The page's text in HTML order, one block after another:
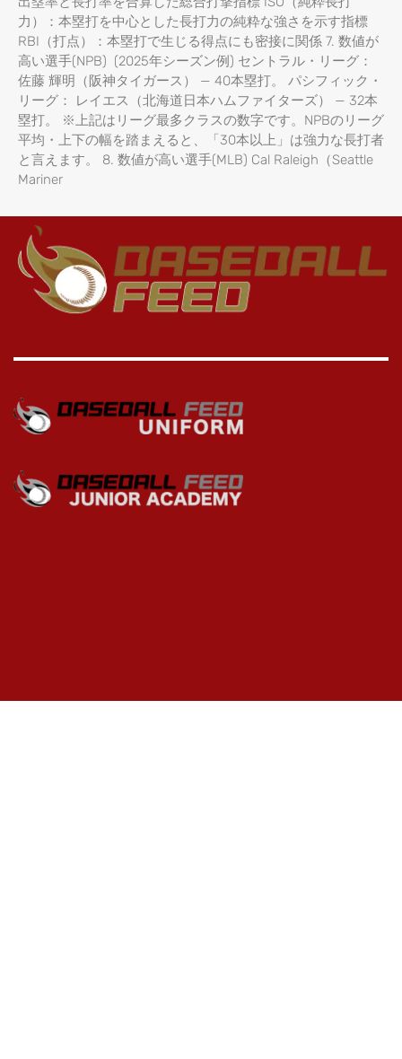
力）：本塁打を中心とした長打力の純粋な強さを示す指標
RBI（打点）：本塁打で生じる得点にも密接に関係 7. 数値が
高い選手(NPB) (2025年シーズン例) セントラル・リーグ：
佐藤 輝明（阪神タイガース） — 40本塁打。 パシフィック・
リーグ： レイエス（北海道日本ハムファイターズ） — 32本
塁打。 ※上記はリーグ最多クラスの数字です。NPBのリーグ
平均・上下の幅を踏まえると、「30本以上」は強力な長打者
と言えます。 8. 数値が高い選手(MLB) Cal Raleigh（Seattle
Mariner